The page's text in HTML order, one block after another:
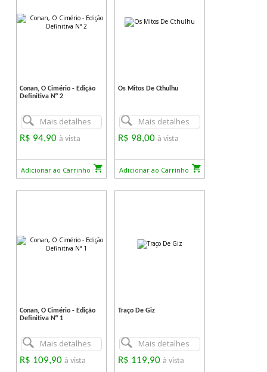
Conan, O Cimério - Edição
Definitiva N° 2
Mais detalhes
R$ 94,90à vista
Adicionar ao Carrinho
Os Mitos De Cthulhu
Mais detalhes
R$ 98,00à vista
Adicionar ao Carrinho
Conan, O Cimério - Edição
Definitiva N° 1
Mais detalhes
R$ 109,90à vista
Traço De Giz
Mais detalhes
R$ 119,90à vista